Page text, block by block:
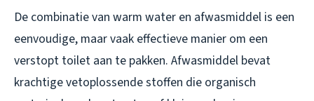
De combinatie van warm water en afwasmiddel is een
eenvoudige, maar vaak effectieve manier om een
verstopt toilet aan te pakken. Afwasmiddel bevat
krachtige vetoplossende stoffen die organisch